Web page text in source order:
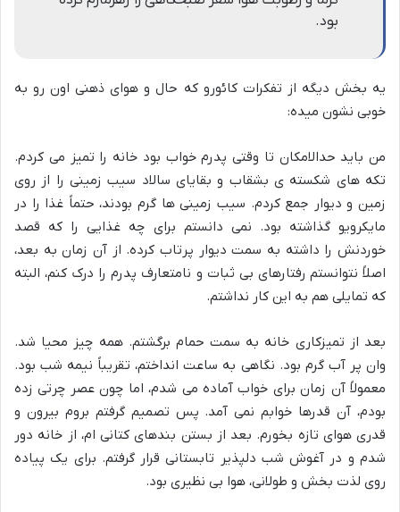
بود.
یه بخش دیگه از تفکرات کائورو که حال و هوای ذهنی اون رو به
خوبی نشون میده:
من باید حدالامکان تا وقتی پدرم خواب بود خانه را تمیز می کردم.
تکه های شکسته ی بشقاب و بقایای سالاد سیب زمینی را از روی
زمین و دیوار جمع کردم. سیب زمینی ها گرم بودند، حتماً غذا را در
مایکرویو گذاشته بود. نمی دانستم برای چه غذایی را که قصد
خوردنش را داشته به سمت دیوار پرتاب کرده. از آن زمان به بعد،
اصلاً نتوانستم رفتارهای بی ثبات و نامتعارف پدرم را درک کنم، البته
که تمایلی هم به این کار نداشتم.
بعد از تمیزکاری خانه به سمت حمام برگشتم. همه چیز محیا شد.
وان پر آب گرم بود. نگاهی به ساعت انداختم، تقریباً نیمه شب بود.
معمولاً آن زمان برای خواب آماده می شدم، اما چون عصر چرتی زده
بودم، آن قدرها خوابم نمی آمد. پس تصمیم گرفتم بروم بیرون و
قدری هوای تازه بخورم. بعد از بستن بندهای کتانی ام، از خانه دور
شدم و در آغوش شب دلپذیر تابستانی قرار گرفتم. برای یک پیاده
روی لذت بخش و طولانی، هوا بی نظیری بود.